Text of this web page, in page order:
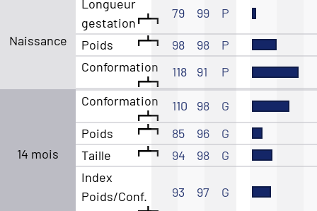
Naissance
Longueur
gestation
79 99 P
Poids 98 98
P
Conformation
118 91 P
14 mois
Conformation 110 98
G
Poids
85 96
G
Taille
94 98
G
Index
Poids/Conf.
93 97 G